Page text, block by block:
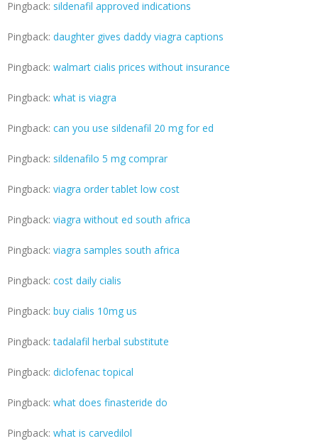
Pingback: sildenafil approved indications
Pingback: daughter gives daddy viagra captions
Pingback: walmart cialis prices without insurance
Pingback: what is viagra
Pingback: can you use sildenafil 20 mg for ed
Pingback: sildenafilo 5 mg comprar
Pingback: viagra order tablet low cost
Pingback: viagra without ed south africa
Pingback: viagra samples south africa
Pingback: cost daily cialis
Pingback: buy cialis 10mg us
Pingback:tadalafil herbal substitute
Pingback: diclofenac topical
Pingback: what does finasteride do
Pingback: what is carvedilol